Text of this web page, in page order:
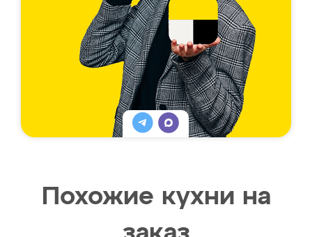
Похожие кухни на